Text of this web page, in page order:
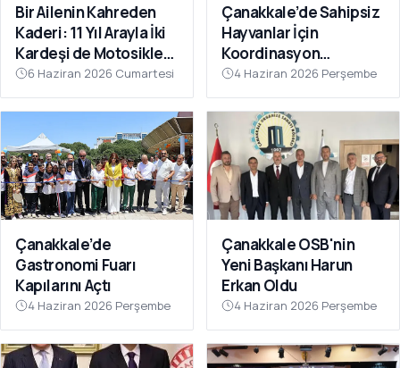
Bir Ailenin Kahreden
Kaderi: 11 Yıl Arayla İki
Kardeşi de Motosiklet
Kazasında Kaybettiler
6 Haziran 2026 Cumartesi
Çanakkale’de Sahipsiz
Hayvanlar İçin
Koordinasyon
Toplantısı Düzenlendi
4 Haziran 2026 Perşembe
Çanakkale’de
Gastronomi Fuarı
Kapılarını Açtı
4 Haziran 2026 Perşembe
Çanakkale OSB'nin
Yeni Başkanı Harun
Erkan Oldu
4 Haziran 2026 Perşembe